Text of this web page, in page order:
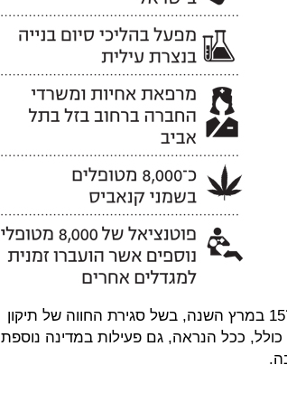
באופן זמני למגדלים אחרים, החל מ־15 במרץ השנה, בשל סגירת החווה של תיקון
ככל הנראה, גם פעילות במדינה נוספת